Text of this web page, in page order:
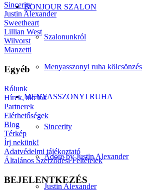
BONJOUR SZALON
Szalonunkról
Menyasszonyi ruha kölcsönzés
MENYASSZONYI RUHA
Sincerity
Adore by Justin Alexander
Justin Alexander
Sincerity
Justin Alexander
Sweetheart
Lillian West
Wilvorst
Manzetti
Egyéb
Rólunk
Hírek, akciók
Partnerek
Elérhetőségek
Blog
Térkép
Írj nekünk!
Adatvédelmi tájékoztató
Általános Szerződési Feltételek
BEJELENTKEZÉS